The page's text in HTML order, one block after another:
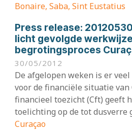
Bonaire, Saba, Sint Eustatius
Press release:
licht gevolgde werkwijze
begrotingsproces
30/05/2012
De afgelopen weken is er
voor de financiële situatie van
financieel toezicht (Cft) geeft
toelichting op de tot dusverre
Curaçao